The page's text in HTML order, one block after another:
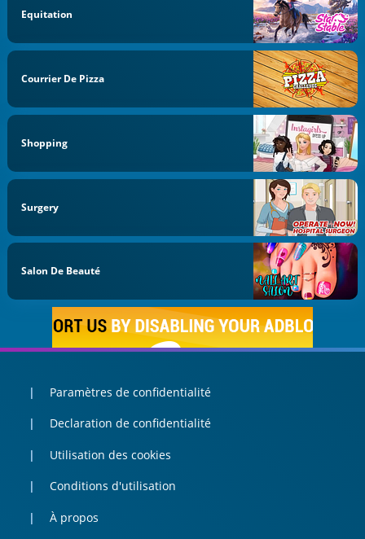
Equitation
Courrier De Pizza
Shopping
Surgery
Salon De Beauté
Paramètres de confidentialité
Declaration de confidentialité
Utilisation des cookies
Conditions d'utilisation
À propos